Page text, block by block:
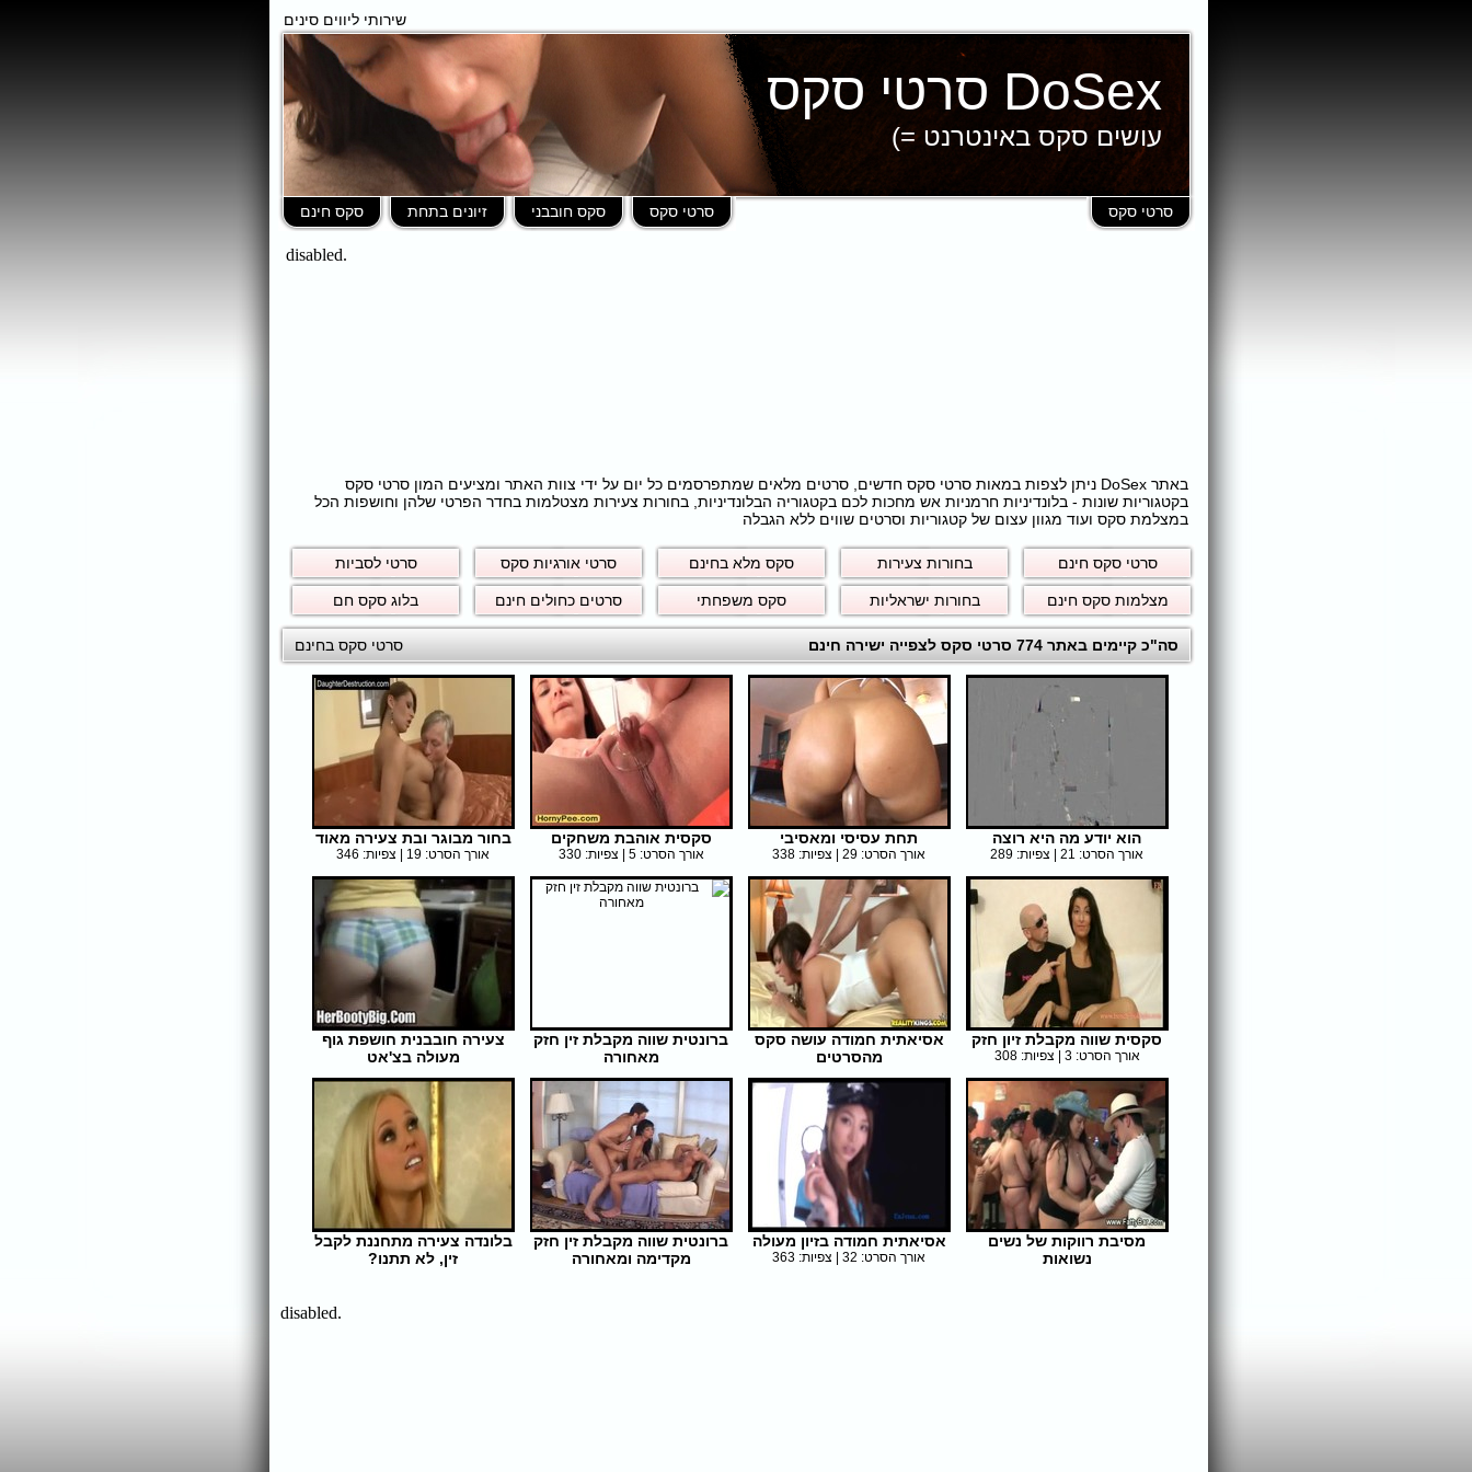
שירותי ליווים סינים
DoSex סרטי סקס
עושים סקס באינטרנט =)
סרטי סקס סקס חינם זיונים בתחת סקס חובבני סרטי סקס
באתר DoSex ניתן לצפות במאות סרטי סקס חדשים, סרטים מלאים שמתפרסמים כל יום על ידי צוות האתר ומציעים המון סרטי סקס
בקטגוריות שונות - בלונדיניות חרמניות אש מחכות לכם בקטגוריה הבלונדיניות, בחורות צעירות מצטלמות בחדר הפרטי שלהן וחושפות הכל
במצלמת סקס ועוד מגוון עצום של קטגוריות וסרטים שווים ללא הגבלה
סרטי סקס חינם בחורות צעירות סקס מלא בחינם סרטי אורגיות סקס סרטי לסביות
מצלמות סקס חינם בחורות ישראליות סקס משפחתי סרטים כחולים חינם בלוג סקס חם
סרטי סקס בחינם סה"כ קיימים באתר 774 סרטי סקס לצפייה ישירה חינם
הוא יודע מה היא רוצה
אורך הסרט: 21 | צפיות: 289
תחת עסיסי ומאסיבי
אורך הסרט: 29 | צפיות: 338
סקסית אוהבת משחקים
אורך הסרט: 5 | צפיות: 330
בחור מבוגר ובת צעירה מאוד
אורך הסרט: 19 | צפיות: 346
סקסית שווה מקבלת זיון חזק
אורך הסרט: 3 | צפיות: 308
אסיאתית חמודה עושה סקס
מהסרטים
ברונטית שווה מקבלת זין חזק
מאחורה
צעירה חובבנית חושפת גוף
מעולה בצ'אט
מסיבת רווקות של נשים
נשואות
אסיאתית חמודה בזיון מעולה
אורך הסרט: 32 | צפיות: 363
ברונטית שווה מקבלת זין חזק
מקדימה ומאחורה
בלונדה צעירה מתחננת לקבל
זין, לא תתנו?